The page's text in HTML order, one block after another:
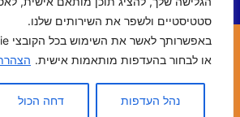
סטטיסטיים ולשפר את השירותים שלנו.
או לבחור בהעדפות מותאמות אישית.
נהל העדפות דחה הכול
כל הזכויות שמורות © ל- 90FM
האתר נבנה ע"י מומחי